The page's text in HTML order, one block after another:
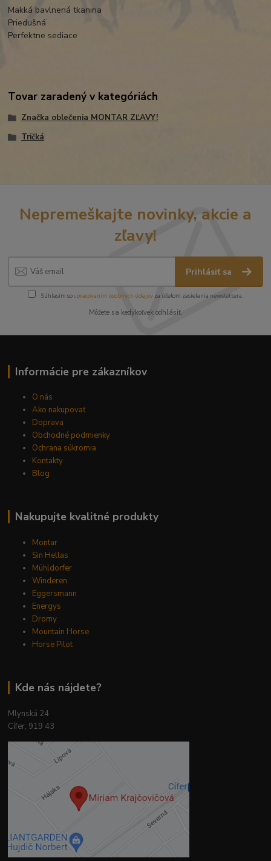
Mäkká bavlnená tkanina
Priedušná
Perfektne sediace
Tovar zaradený v kategóriách
Značka oblečenia MONTAR ZĽAVY!
Tričká
Nepremeškajte novinky, akcie a
zľavy!
Prihlásiť sa
Súhlasím sospracovaním osobných údajov za účelom zasielania newslettera.
Môžete sa kedykoľvek odhlásiť.
Informácie pre zákazníkov
O nás
Ako nakupovať
Doprava
Obchodné podmienky
Ochrana súkromia
Kontakty
Blog
Nakupujte kvalitné produkty
Montar
Sin Hellas
Mühldorfer
Winderen
Eggersmann
Energys
Dromy
Mountain Horse
Horse Pilot
Kde nás nájdete?
Mlynská 24
Cífer, 919 43